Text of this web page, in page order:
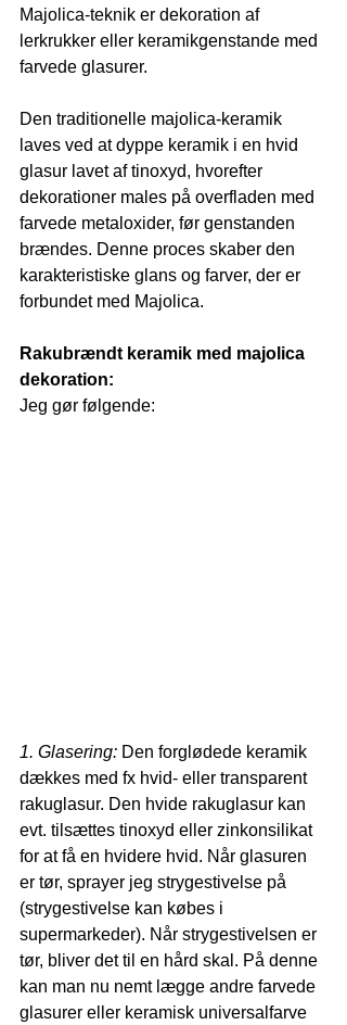
Majolica-teknik er dekoration af
lerkrukker eller keramikgenstande med
farvede glasurer.
Den traditionelle majolica-keramik
laves ved at dyppe keramik i en hvid
glasur lavet af tinoxyd, hvorefter
dekorationer males på overfladen med
farvede metaloxider, før genstanden
brændes. Denne proces skaber den
karakteristiske glans og farver, der er
forbundet med Majolica.
Rakubrændt keramik med majolica
dekoration:
Jeg gør følgende:
1. Glasering: Den forglødede keramik
dækkes med fx hvid- eller transparent
rakuglasur. Den hvide rakuglasur kan
evt. tilsættes tinoxyd eller zinkonsilikat
for at få en hvidere hvid. Når glasuren
er tør, sprayer jeg strygestivelse på
(strygestivelse kan købes i
supermarkeder). Når strygestivelsen er
tør, bliver det til en hård skal. På denne
kan man nu nemt lægge andre farvede
glasurer eller keramisk universalfarve